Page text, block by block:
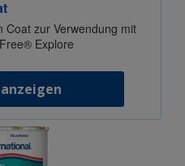
Coat zur Verwendung mit
Explore